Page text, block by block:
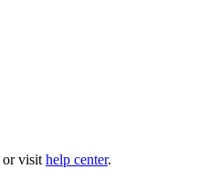
or visit help center.